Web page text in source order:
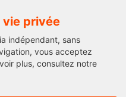
vie privée
indépendant, sans
vous acceptez
plus, consultez notre